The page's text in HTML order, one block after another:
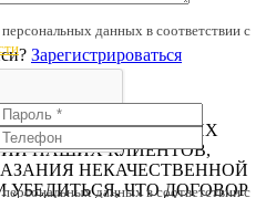
данных в соответствии с
Зарегистрироваться
данных в соответствии с
МОШЕННИЧЕСКИХ
НАШИХ КЛИЕНТОВ,
НЕКАЧЕСТВЕННОЙ
ЧТО ДОГОВОР